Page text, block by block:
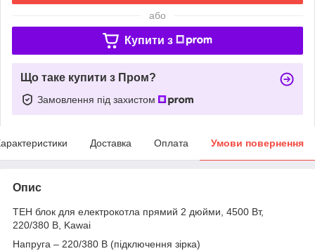
або
Купити з
Що таке купити з Пром?
Замовлення під захистом
Доставка Оплата Умови повернення
Опис
ТЕН блок для електрокотла прямий 2 дюйми, 4500 Вт,
220/380 В, Kawai
Напруга – 220/380 В (підключення зірка)